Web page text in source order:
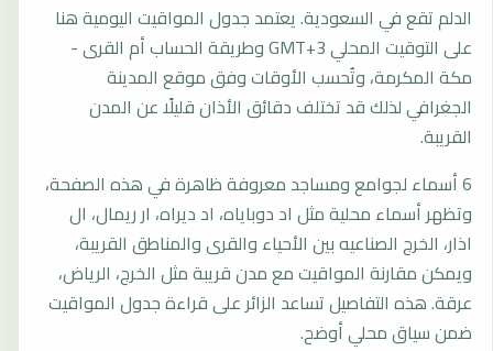
الدلم تقع في السعودية. يعتمد جدول المواقيت اليومية هنا
على التوقيت المحلي GMT+3 وطريقة الحساب أم القرى -
مكة المكرمة، وتُحسب الأوقات وفق موقع المدينة
الجغرافي لذلك قد تختلف دقائق الأذان قليلًا عن المدن
القريبة.
6 أسماء لجوامع ومساجد معروفة ظاهرة في هذه الصفحة،
وتظهر أسماء محلية مثل اد دوباياه، اد ديراه، ار ريمال، ال
اذار، الخرج الصناعيه بين الأحياء والقرى والمناطق القريبة،
ويمكن مقارنة المواقيت مع مدن قريبة مثل الخرج، الرياض،
عرقة. هذه التفاصيل تساعد الزائر على قراءة جدول المواقيت
ضمن سياق محلي أوضح.